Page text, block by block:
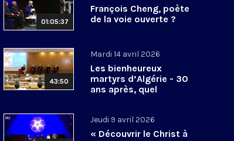
01:05:37
François Cheng, poète
de la voie ouverte ?
43:50
Mardi 14 avril 2026
Les bienheureux
martyrs d’Algérie - 30
ans après, quel
héritage spirituel?
Jeudi 9 avril 2026
« Découvrir le Christ à